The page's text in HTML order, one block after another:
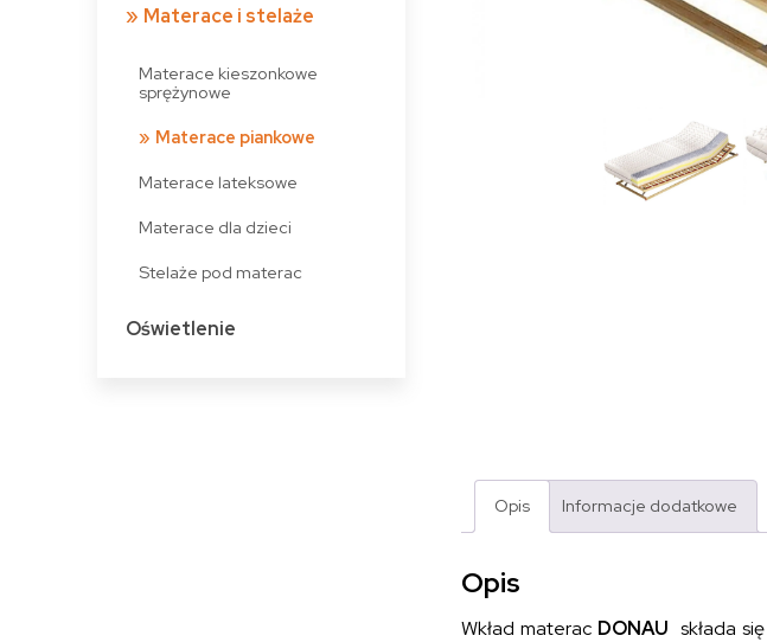
Materace i stelaże
Materace kieszonkowe
sprężynowe
Materace piankowe
Materace lateksowe
Materace dla dzieci
Stelaże pod materac
Oświetlenie
Opis Informacje dodatkowe
Opis
Wkład materac DONAU składa